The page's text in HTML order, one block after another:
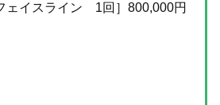
ェイスライン 1回］800,000円